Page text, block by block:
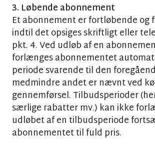
3. Løbende abonnement
Et abonnement er fortløbende
indtil det opsiges skriftligt eller
pkt. 4. Ved udløb af en
forlænges abonnementet
periode svarende til den
medmindre andet er nævnt ved
gennemførsel. Tilbudsperioder
særlige rabatter mv.) kan ikke
udløbet af en tilbudsperiode
abonnementet til fuld pris.